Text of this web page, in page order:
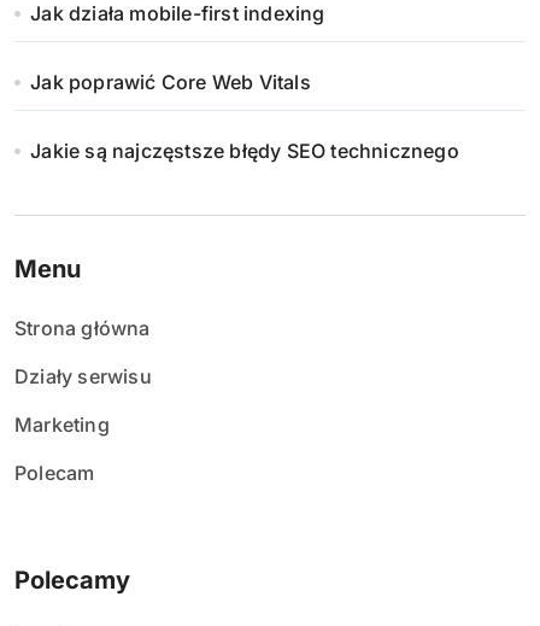
Jak działa mobile-first indexing
Jak poprawić Core Web Vitals
Jakie są najczęstsze błędy SEO technicznego
Menu
Strona główna
Działy serwisu
Marketing
Polecam
Polecamy